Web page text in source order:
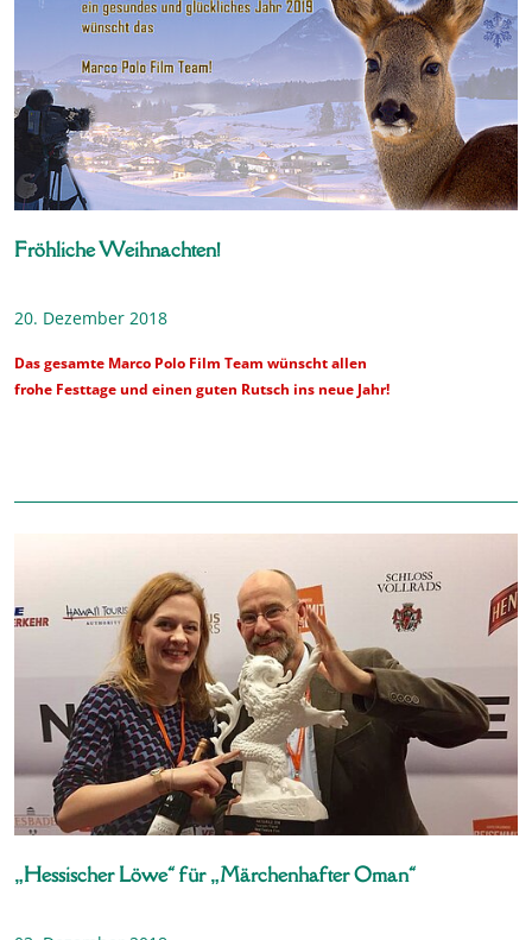
Fröhliche Weihnachten!
20. Dezember 2018
Das gesamte Marco Polo Film Team wünscht allen
frohe Festtage und einen guten Rutsch ins neue Jahr!
„Hessischer Löwe“ für „Märchenhafter Oman“